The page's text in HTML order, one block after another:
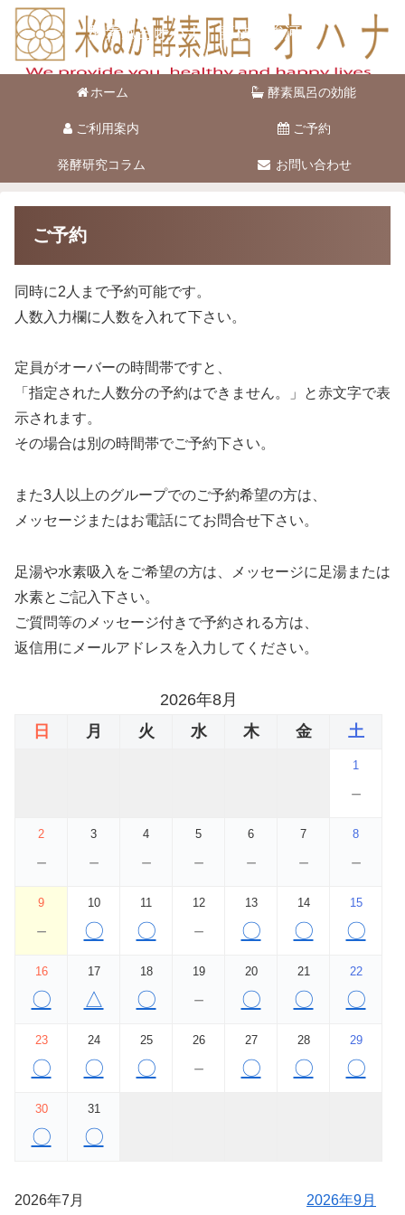
酵素風呂オハナ 藤枝市駿河台
ホーム 酵素風呂の効能
ご利用案内 ご予約
発酵研究コラム お問い合わせ
ご予約
同時に2人まで予約可能です。
人数入力欄に人数を入れて下さい。
定員がオーバーの時間帯ですと、
「指定された人数分の予約はできません。」と赤文字で表
示されます。
その場合は別の時間帯でご予約下さい。
また3人以上のグループでのご予約希望の方は、
メッセージまたはお電話にてお問合せ下さい。
足湯や水素吸入をご希望の方は、メッセージに足湯または
水素とご記入下さい。
ご質問等のメッセージ付きで予約される方は、
返信用にメールアドレスを入力してください。
2026年8月
日
月 火 水 木 金 土
1
－
2
－
3
－
4
－
5
－
6
－
7
－
8
－
9
－
10
〇
11
〇
12
－
13
〇
14
〇
15
〇
16
〇
17
△
18
〇
19
－
20
〇
21
〇
22
〇
23
〇
24
〇
25
〇
26
－
27
〇
28
〇
29
〇
30
〇
31
〇
2026年7月 2026年9月